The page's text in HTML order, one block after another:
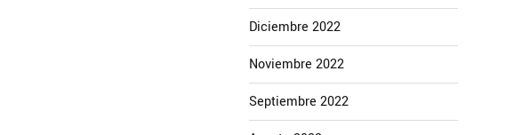
Diciembre 2022
Noviembre 2022
Septiembre 2022